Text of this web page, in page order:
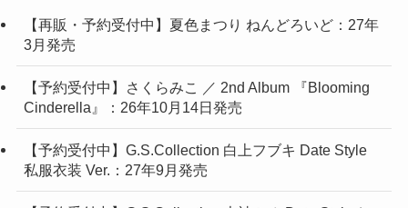
【再販・予約受付中】夏色まつり ねんどろいど：27年
3月発売
【予約受付中】さくらみこ ／ 2nd Album 『Blooming
Cinderella』：26年10月14日発売
【予約受付中】G.S.Collection 白上フブキ Date Style
私服衣装 Ver.：27年9月発売